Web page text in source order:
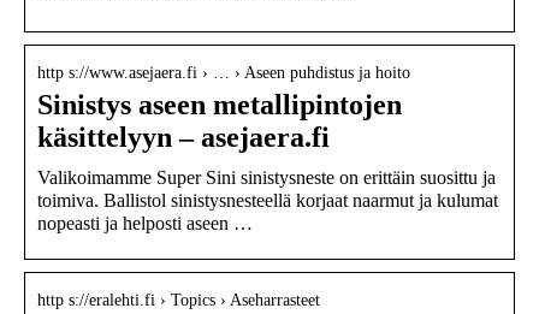
http s://www.asejaera.fi › … › Aseen puhdistus ja hoito
Sinistys aseen metallipintojen
käsittelyyn – asejaera.fi
Valikoimamme Super Sini sinistysneste on erittäin suosittu ja
toimiva. Ballistol sinistysnesteellä korjaat naarmut ja kulumat
nopeasti ja helposti aseen …
http s://eralehti.fi › Topics › Aseharrasteet